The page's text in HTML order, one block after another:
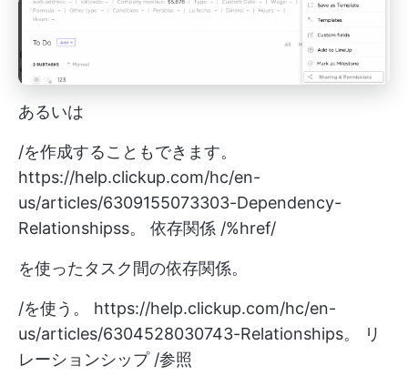
あるいは
/を作成することもできます。
https://help.clickup.com/hc/en-
us/articles/6309155073303-Dependency-
Relationshipss。
依存関係 /%href/
を使ったタスク間の依存関係。
/を使う。 https://help.clickup.com/hc/en-
us/articles/6304528030743-Relationships。
リ
レーションシップ /参照